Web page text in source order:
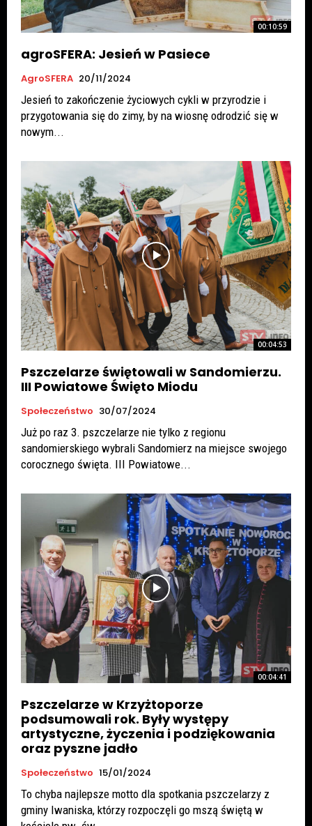
00:10:59
agroSFERA: Jesień w Pasiece
AgroSFERA 20/11/2024
Jesień to zakończenie życiowych cykli w przyrodzie i
przygotowania się do zimy, by na wiosnę odrodzić się w
nowym...
00:04:53
Pszczelarze świętowali w Sandomierzu.
III Powiatowe Święto Miodu
Społeczeństwo 30/07/2024
Już po raz 3. pszczelarze nie tylko z regionu
sandomierskiego wybrali Sandomierz na miejsce swojego
corocznego święta. III Powiatowe...
00:04:41
Pszczelarze w Krzyżtoporze
podsumowali rok. Były występy
artystyczne, życzenia i podziękowania
oraz pyszne jadło
Społeczeństwo 15/01/2024
To chyba najlepsze motto dla spotkania pszczelarzy z
gminy Iwaniska, którzy rozpoczęli go mszą świętą w